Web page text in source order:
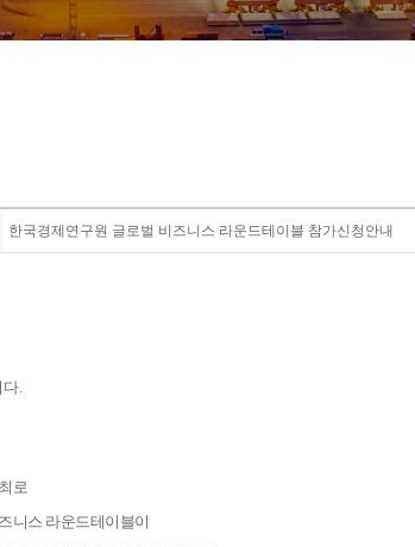
한국경제연구원 글로벌 비즈니스 라운드테이블 참가신청안내
.
로
니스 라운드테이블이